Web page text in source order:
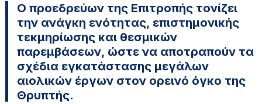
Ο προεδρεύων της Επιτροπής τονίζει
την ανάγκη ενότητας, επιστημονικής
τεκμηρίωσης και θεσμικών
παρεμβάσεων, ώστε να αποτραπούν τα
σχέδια εγκατάστασης μεγάλων
αιολικών έργων στον ορεινό όγκο της
Θρυπτής.